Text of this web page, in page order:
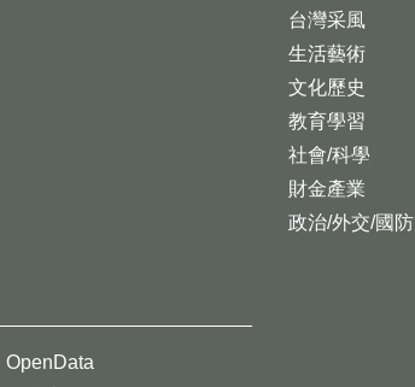
台灣采風
生活藝術
文化歷史
教育學習
社會/科學
財金產業
政治/外交/國防
OpenData